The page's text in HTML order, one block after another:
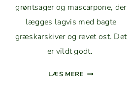
grøntsager og mas­car­pone, der
lægges lagvis med bagte
græskarskiv­er og revet ost. Det
er vildt godt.
LÆS MERE GRÆSKAR­